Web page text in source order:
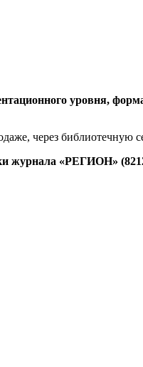
уровня,
через
журнала «РЕГИОН»